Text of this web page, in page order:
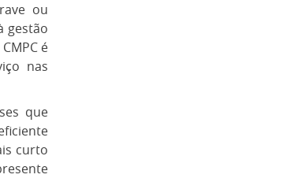
ou
gestão
é
nas
que
curto